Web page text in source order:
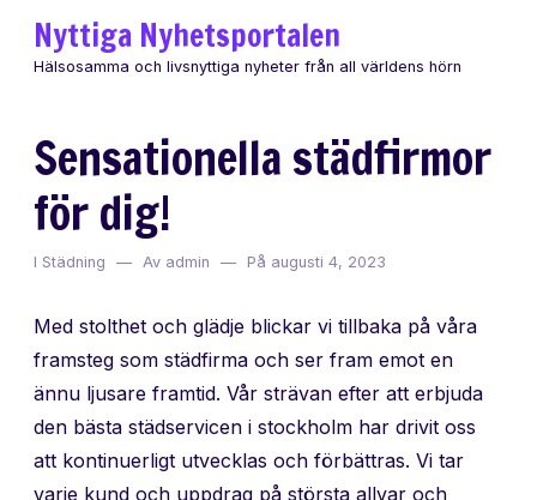
Nyttiga Nyhetsportalen
Hälsosamma och livsnyttiga nyheter från all världens hörn
Sensationella städfirmor
för dig!
I Städning Av admin På augusti 4, 2023
Med stolthet och glädje blickar vi tillbaka på våra
framsteg som städfirma och ser fram emot en
ännu ljusare framtid. Vår strävan efter att erbjuda
den bästa städservicen i stockholm har drivit oss
att kontinuerligt utvecklas och förbättras. Vi tar
varje kund och uppdrag på största allvar och